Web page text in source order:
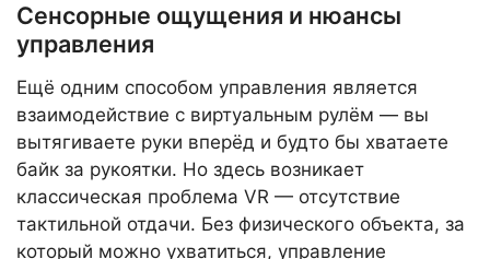
Сенсорные ощущения и нюансы
управления
Ещё одним способом управления является
взаимодействие с виртуальным рулём — вы
вытягиваете руки вперёд и будто бы хватаете
байк за рукоятки. Но здесь возникает
классическая проблема VR — отсутствие
тактильной отдачи. Без физического объекта, за
который можно ухватиться, управление